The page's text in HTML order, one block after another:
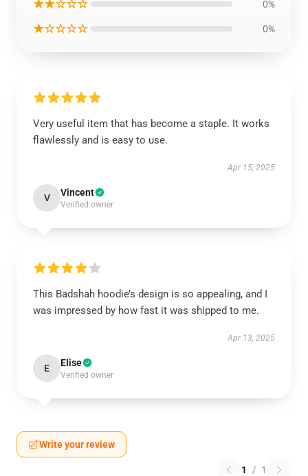
★★☆☆☆ 0%
★☆☆☆☆ 0%
Very useful item that has become a staple. It works
flawlessly and is easy to use.
Apr 15, 2025
V Vincent
Verified owner
This Badshah hoodie’s design is so appealing, and I
was impressed by how fast it was shipped to me.
Apr 13, 2025
E Elise
Verified owner
Write your review
1 / 1